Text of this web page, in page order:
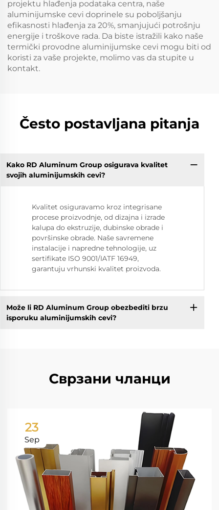
projektu hlađenja podataka centra, naše
aluminijumske cevi doprinele su poboljšanju
efikasnosti hlađenja za 20%, smanjujući potrošnju
energije i troškove rada. Da biste istražili kako naše
termički provodne aluminijumske cevi mogu biti od
koristi za vaše projekte, molimo vas da stupite u
kontakt.
Često postavljana pitanja
Kako RD Aluminum Group osigurava kvalitet
svojih aluminijumskih cevi?
Kvalitet osiguravamo kroz integrisane
procese proizvodnje, od dizajna i izrade
kalupa do ekstruzije, dubinske obrade i
površinske obrade. Naše savremene
instalacije i napredne tehnologije, uz
sertifikate ISO 9001/IATF 16949,
garantuju vrhunski kvalitet proizvoda.
Može li RD Aluminum Group obezbediti brzu
isporuku aluminijumskih cevi?
Сврзани чланци
23
Sep